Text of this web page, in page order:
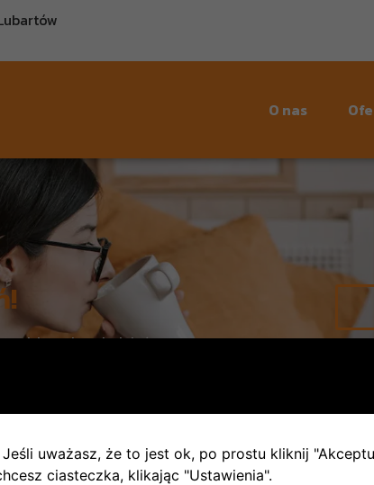
O nas
by odpowiedzieć na
decyzji. Jesteśmy
i przyniesie Ci wiele
Jeśli uważasz, że to jest ok, po prostu kliknij
ciasteczka, klikając "Ustawienia".